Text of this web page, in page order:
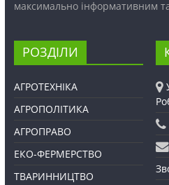
максимально інформативним
РОЗДІЛИ
АГРОТЕХНІКА
АГРОПОЛІТИКА
АГРОПРАВО
ЕКО-ФЕРМЕРСТВО
ТВАРИННИЦТВО